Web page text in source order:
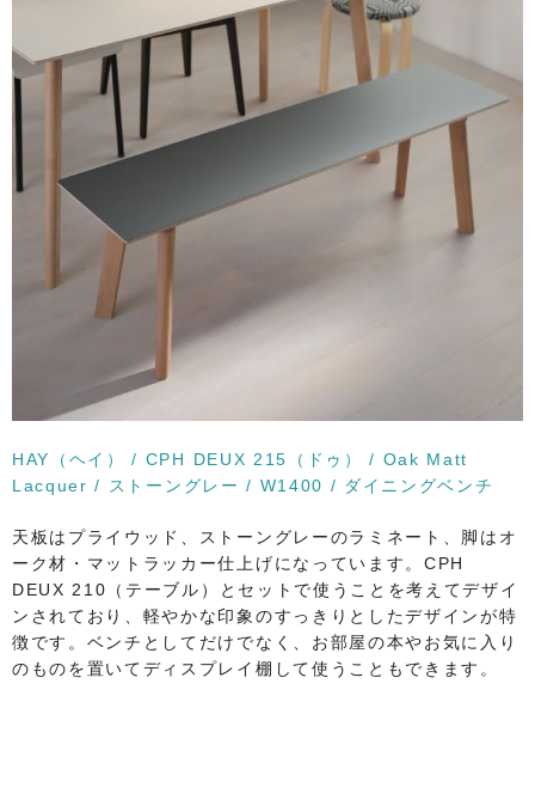
HAY（ヘイ） / CPH DEUX 215（ドゥ） / Oak Matt
Lacquer / ストーングレー / W1400 / ダイニングベンチ
天板はプライウッド、ストーングレーのラミネート、脚はオ
ーク材・マットラッカー仕上げになっています。CPH
DEUX 210（テーブル）とセットで使うことを考えてデザイ
ンされており、軽やかな印象のすっきりとしたデザインが特
徴です。ベンチとしてだけでなく、お部屋の本やお気に入り
のものを置いてディスプレイ棚して使うこともできます。